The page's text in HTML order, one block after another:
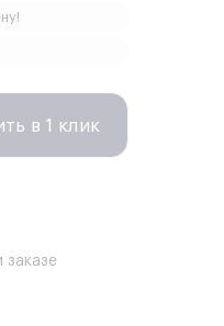
в 1 клик
заказе